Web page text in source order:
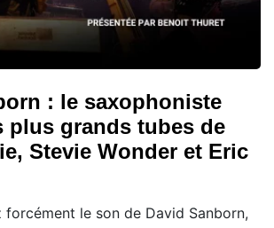
: le saxophoniste
plus grands tubes de
Stevie Wonder et Eric
forcément le son de David Sanborn,